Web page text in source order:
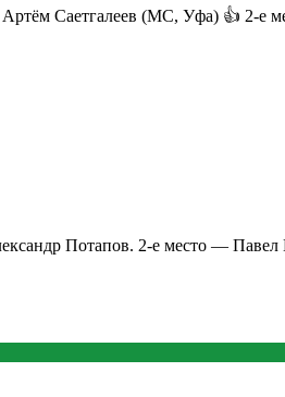
Артём Саетгалеев (МС, Уфа) 👍 2-
Потапов. 2-е место —